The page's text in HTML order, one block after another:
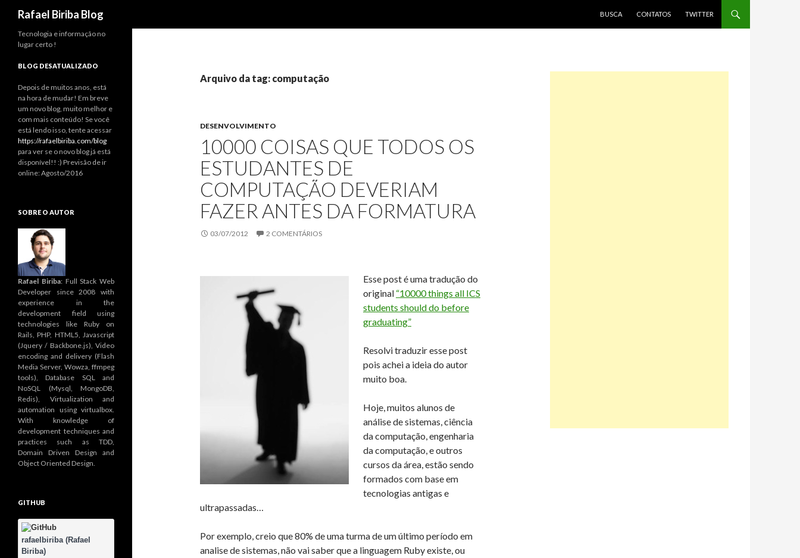
Rafael Biriba Blog
BUSCA
CONTATOS TWITTER
Arquivo da tag: computação
DESENVOLVIMENTO
10000 COISAS QUE TODOS OS
ESTUDANTES DE
COMPUTAÇÃO DEVERIAM
FAZER ANTES DA FORMATURA
03/07/2012 2 COMENTÁRIOS
Esse post é uma tradução do
original “10000 things all ICS
students should do before
graduating”
Resolvi traduzir esse post
pois achei a ideia do autor
muito boa.
Hoje, muitos alunos de
análise de sistemas, ciência
da computação, engenharia
da computação, e outros
cursos da área, estão sendo
formados com base em
tecnologias antigas e
ultrapassadas…
Por exemplo, creio que 80% de uma turma de um último período em
analise de sistemas, não vai saber que a linguagem Ruby existe, ou
Tecnologia e informação no
lugar certo !
BLOG DESATUALIZADO
Depois de muitos anos, está
na hora de mudar! Em breve
um novo blog, muito melhor e
com mais conteúdo! Se você
está lendo isso, tente acessar
https://rafaelbiriba.com/blog
para ver se o novo blog já está
disponível!! :) Previsão de ir
online: Agosto/2016
SOBRE O AUTOR
Rafael Biriba: Full Stack Web
Developer since 2008 with
experience in the
development field using
technologies like Ruby on
Rails, PHP, HTML5, Javascript
(Jquery / Backbone.js), Video
encoding and delivery (Flash
Media Server, Wowza, ffmpeg
tools), Database SQL and
NoSQL (Mysql, MongoDB,
Redis), Virtualization and
automation using virtualbox.
With knowledge of
development techniques and
practices such as TDD,
Domain Driven Design and
Object Oriented Design.
GITHUB
rafaelbiriba (Rafael
Biriba)